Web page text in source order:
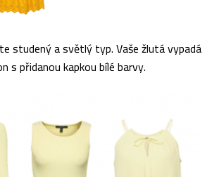
studený a světlý typ. Vaše žlutá vypadá
s přidanou kapkou bílé barvy.